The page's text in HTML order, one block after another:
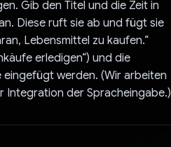
Gib den Titel und die Zeit in
Diese ruft sie ab und fügt sie
Lebensmittel zu kaufen.“
erledigen“) und die
eingefügt werden. (Wir arbeiten
Integration der Spracheingabe.)